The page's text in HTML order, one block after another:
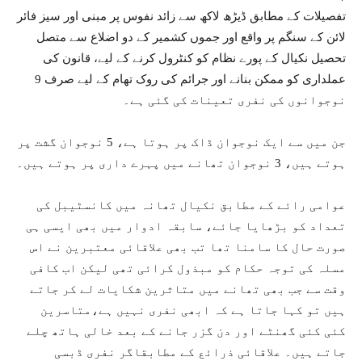
تفصیلات کے مطابق ڈیڑھ لاکھ سے زائد نفوس پر مبنی اور سیز فائر
لائن کے سنگم پر واقع اور جموں کشمیر کے دو اضلاع سے متصل
تحصیل نکیال کے پورے نظام کو کنٹرول کرنے کے لیے، قانون کی
عملداری کو ممکن بنانے اور جرائم کی روک تھام کے لیے صرف 9
نوجوانوں کی نفری تعینات کی گئی ہے۔
جن میں سے ایک نوجوان ڈاک پر ہوتا ہے، 5 نوجوان گشت پر
ہوتے ہیں، 3 نوجوان تھانے میں پہرے داری پر ہوتے ہیں۔
عوامی رائے کے مطابق نکیال تھانہ میں کانسٹیبل کی
تعداد کو بڑھایا جائے، سابقہ ادوار میں بھی ایسی ہی
صورت حال کا سامنا تھا تب بھی علاقائی معتبرین نے اس
مسلہ کی توجہ حکام کو مبذول کرائی تھی لیکن اب کافی
وقت سے جب بھی تھانے میں متاثرین شکایات لے کر جاتے
ہیں تو کہا جاتا ہے کہ ابھی نفری نہیں ہے،متاسرین
کئی کئی گھنٹے اور دن گزر جانے کے بعد خالی ہاتھ چلے
جاتے ہیں۔ علاقائی ذرائع کے مطابقاگر نفری ڈبسی